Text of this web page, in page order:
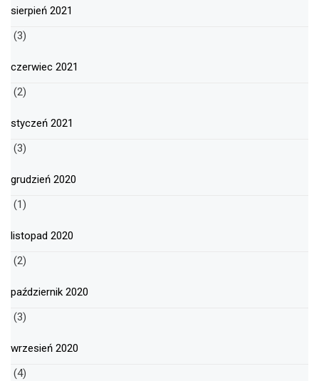
sierpień 2021
(3)
czerwiec 2021
(2)
styczeń 2021
(3)
grudzień 2020
(1)
listopad 2020
(2)
październik 2020
(3)
wrzesień 2020
(4)